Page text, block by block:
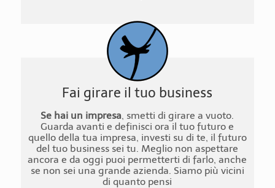
Fai girare il tuo business
Se hai un impresa, smetti di girare a vuoto.
Guarda avanti e definisci ora il tuo futuro e
quello della tua impresa, investi su di te, il futuro
del tuo business sei tu. Meglio non aspettare
ancora e da oggi puoi permetterti di farlo, anche
se non sei una grande azienda. Siamo più vicini
di quanto pensi